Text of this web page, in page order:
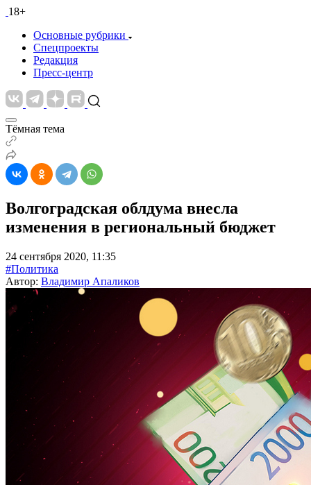
18+
Основные рубрики
Спецпроекты
Редакция
Пресс-центр
Тёмная тема
Волгоградская облдума внесла
изменения в региональный бюджет
24 сентября 2020, 11:35
#Политика
Автор: Владимир Апаликов